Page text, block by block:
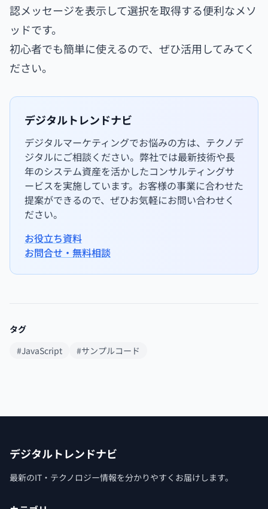
認メッセージを表示して選択を取得する便利なメソ
ッドです。
初心者でも簡単に使えるので、ぜひ活用してみてく
ださい。
デジタルトレンドナビ
デジタルマーケティングでお悩みの方は、テクノデ
ジタルにご相談ください。弊社では最新技術や長
年のシステム資産を活かしたコンサルティングサ
ービスを実施しています。お客様の事業に合わせた
提案ができるので、ぜひお気軽にお問い合わせく
ださい。
お役立ち資料
お問合せ・無料相談
タグ
#JavaScript
#サンプルコード
デジタルトレンドナビ
最新のIT・テクノロジー情報を分かりやすくお届けします。